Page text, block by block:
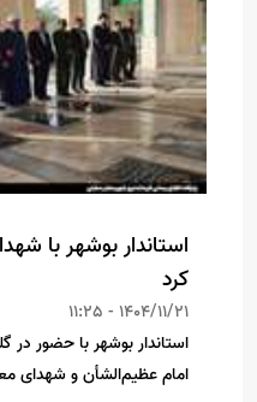
استاندار بوشهر با
کرد
1404/11/21 - 11:25
استاندار بوشهر با حضور در
امام عظیم‌الشأن و شهدای